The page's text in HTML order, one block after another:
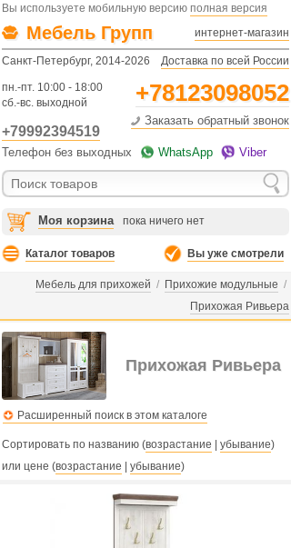
Вы используете мобильную версию полная версия
Мебель Групп интернет-магазин
Санкт-Петербург, 2014-2026 Доставка по всей России
пн.-пт. 10:00 - 18:00
сб.-вс. выходной
+78123098052
+79992394519
Заказать обратный звонок
Телефон без выходных WhatsApp Viber
Моя корзина пока ничего нет
Каталог товаров Вы уже смотрели
Мебель для прихожей / Прихожие модульные /
Прихожая Ривьера
Прихожая Ривьера
Расширенный поиск в этом каталоге
Сортировать по названию (возрастание убывание)
или цене (возрастание убывание)